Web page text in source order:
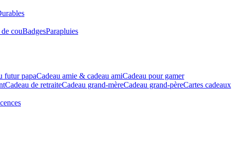
couBadgesParapluies
futur papaCadeau amie & cadeau amiCadeau pour gamer
Cadeau de retraiteCadeau grand-mèreCadeau grand-pèreCartes cadeaux